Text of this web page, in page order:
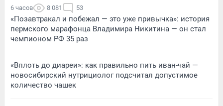
6 часов 8 081 53
«Позавтракал и побежал — это уже привычка»: история
пермского марафонца Владимира Никитина — он стал
чемпионом РФ 35 раз
«Вплоть до диареи»: как правильно пить иван-чай —
новосибирский нутрициолог подсчитал допустимое
количество чашек